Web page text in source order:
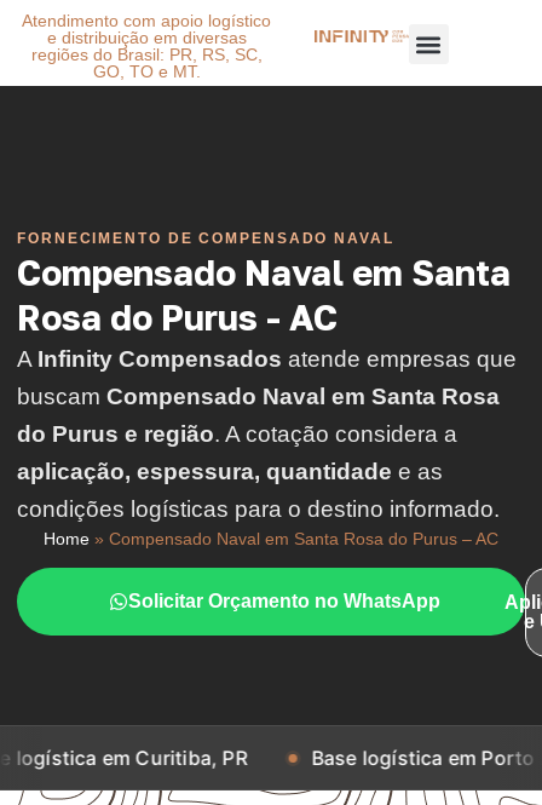
Atendimento com apoio logístico
e distribuição em diversas
regiões do Brasil: PR, RS, SC,
GO, TO e MT.
FORNECIMENTO DE COMPENSADO NAVAL
Compensado Naval em Santa
Rosa do Purus - AC
A Infinity Compensados atende empresas que
buscam Compensado Naval em Santa Rosa
do Purus e região. A cotação considera a
aplicação, espessura, quantidade e as
condições logísticas para o destino informado.
Home » Compensado Naval em Santa Rosa do Purus – AC
Solicitar Orçamento no WhatsApp
e
Curitiba, PR Base logística em Porto Alegre, RS